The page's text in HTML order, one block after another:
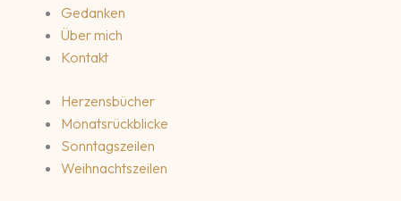
Gedanken
Über mich
Kontakt
Herzensbücher
Monatsrückblicke
Sonntagszeilen
Weihnachtszeilen